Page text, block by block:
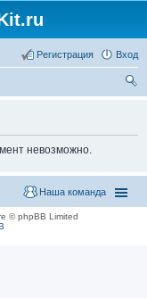
Вход
Регистрация
невозможно.
Наша команда
© phpBB Limited